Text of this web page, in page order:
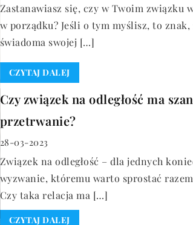
Zastanawiasz się, czy w Twoim związku
w porządku? Jeśli o tym myślisz, to znak,
świadoma swojej […]
CZYTAJ DALEJ
Czy związek na odległość ma
przetrwanie?
28-03-2023
Związek na odległość – dla jednych
wyzwanie, któremu warto sprostać
Czy taka relacja ma […]
CZYTAJ DALEJ